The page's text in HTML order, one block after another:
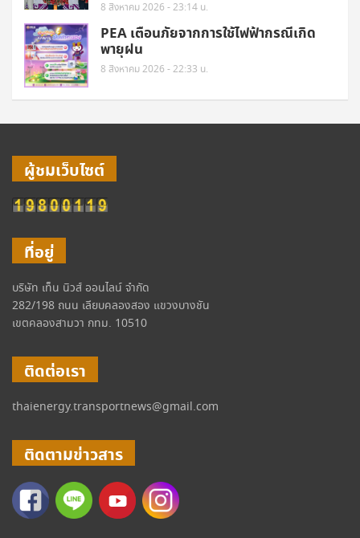
8 สิงหาคม 2026 - 23:14 น.
PEA เตือนภัยจากการใช้ไฟฟ้ากรณีเกิด
พายุฝน
8 สิงหาคม 2026 - 22:33 น.
ผู้ชมเว็บไซต์
ที่อยู่
บริษัท เท็น นิวส์ ออนไลน์ จำกัด
282/198 ถนน เลียบคลองสอง แขวงบางชัน
เขตคลองสามวา กทม. 10510
ติดต่อเรา
thaienergy.transportnews@gmail.com
ติดตามข่าวสาร